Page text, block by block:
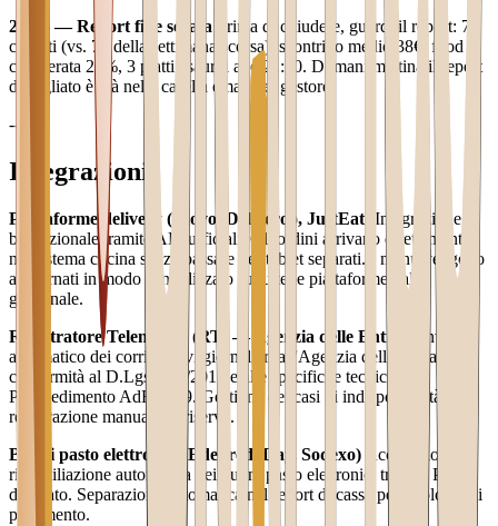
23:45 — Report fine serata Prima di chiudere, guardi il report: 78
coperti (vs. 72 della settimana scorsa), scontrino medio 38€, food
cost serata 28%, 3 piatti esauriti alle 21:30. Domani mattina il report
dettagliato è già nella casella email del gestore.
---
Integrazioni
Piattaforme delivery (Glovo, Deliveroo, JustEat) Integrazione
bidirezionale tramite API ufficiali. Gli ordini arrivano direttamente
nel sistema cucina senza passare per tablet separati. I menu vengono
aggiornati in modo centralizzato su tutte le piattaforme dal
gestionale.
Registratore Telematico (RT) — Agenzia delle Entrate
Invio
automatico dei corrispettivi giornalieri all'Agenzia delle Entrate in
conformità al D.Lgs. 127/2015 e alle specifiche tecniche del
Provvedimento AdE 2019. Gestione dei casi di indisponibilità e
registrazione manuale di riserva.
Buoni pasto elettronici (Edenred, Day, Sodexo) Accettazione e
riconciliazione automatica dei buoni pasto elettronici tramite POS
dedicato. Separazione automatica nel report di cassa per tipologia di
pagamento.